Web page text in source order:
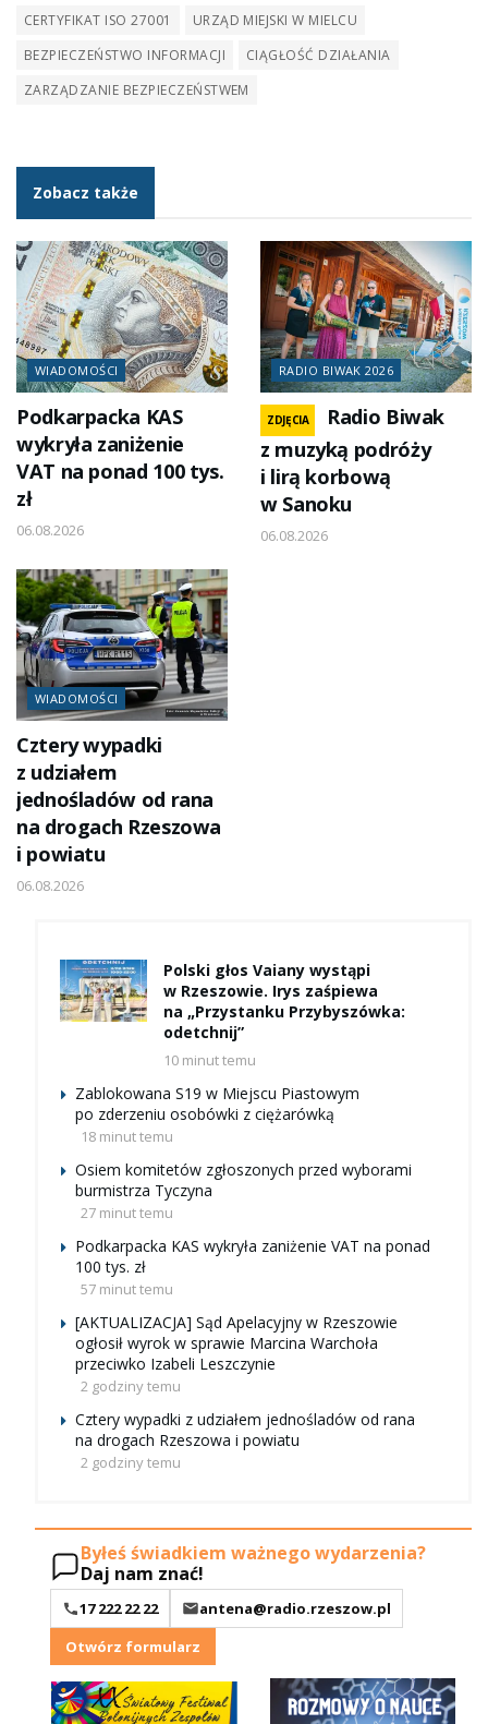
CERTYFIKAT ISO 27001
URZĄD MIEJSKI W MIELCU
BEZPIECZEŃSTWO INFORMACJI
CIĄGŁOŚĆ DZIAŁANIA
ZARZĄDZANIE BEZPIECZEŃSTWEM
Zobacz także
WIADOMOŚCI
Podkarpacka KAS
wykryła zaniżenie
VAT na ponad 100 tys.
zł
06.08.2026
RADIO BIWAK 2026
ZDJĘCIA
Radio Biwak
z muzyką podróży
i lirą korbową
w Sanoku
06.08.2026
WIADOMOŚCI
Cztery wypadki
z udziałem
jednośladów od rana
na drogach Rzeszowa
i powiatu
06.08.2026
Polski głos Vaiany wystąpi
w Rzeszowie. Irys zaśpiewa
na „Przystanku Przybyszówka:
odetchnij”
10 minut temu
Zablokowana S19 w Miejscu Piastowym
po zderzeniu osobówki z ciężarówką
18 minut temu
Osiem komitetów zgłoszonych przed wyborami
burmistrza Tyczyna
27 minut temu
Podkarpacka KAS wykryła zaniżenie VAT na ponad
100 tys. zł
57 minut temu
[AKTUALIZACJA] Sąd Apelacyjny w Rzeszowie
ogłosił wyrok w sprawie Marcina Warchoła
przeciwko Izabeli Leszczynie
2 godziny temu
Cztery wypadki z udziałem jednośladów od rana
na drogach Rzeszowa i powiatu
2 godziny temu
Byłeś świadkiem ważnego wydarzenia?
Daj nam znać!
17 222 22 22
antena@radio.rzeszow.pl
Otwórz formularz